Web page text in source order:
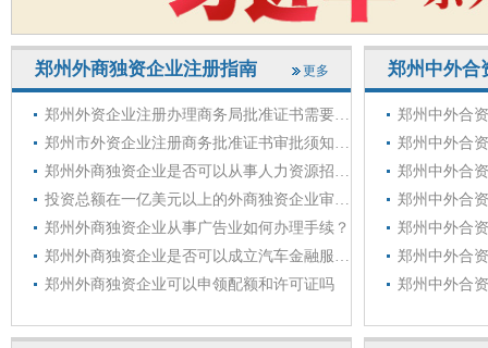
郑州外商独资企业注册指南 更多
郑州外商独资企业从事广告业如何办理手续？
郑州外商独资企业可以申领配额和许可证吗
郑州中外合
郑州中外合